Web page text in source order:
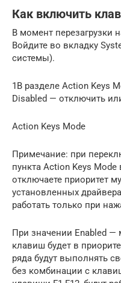
Как включить
В момент перезагрузки
Войдите во вкладку
системы).
1В разделе Action Keys
Disabled — отключить
Action Keys Mode
Примечание: при
пункта Action Keys
отключаете приоритет
установленных
работать только при
При значении Enabled —
клавиш будет в
ряда будут выполнять
без комбинации с